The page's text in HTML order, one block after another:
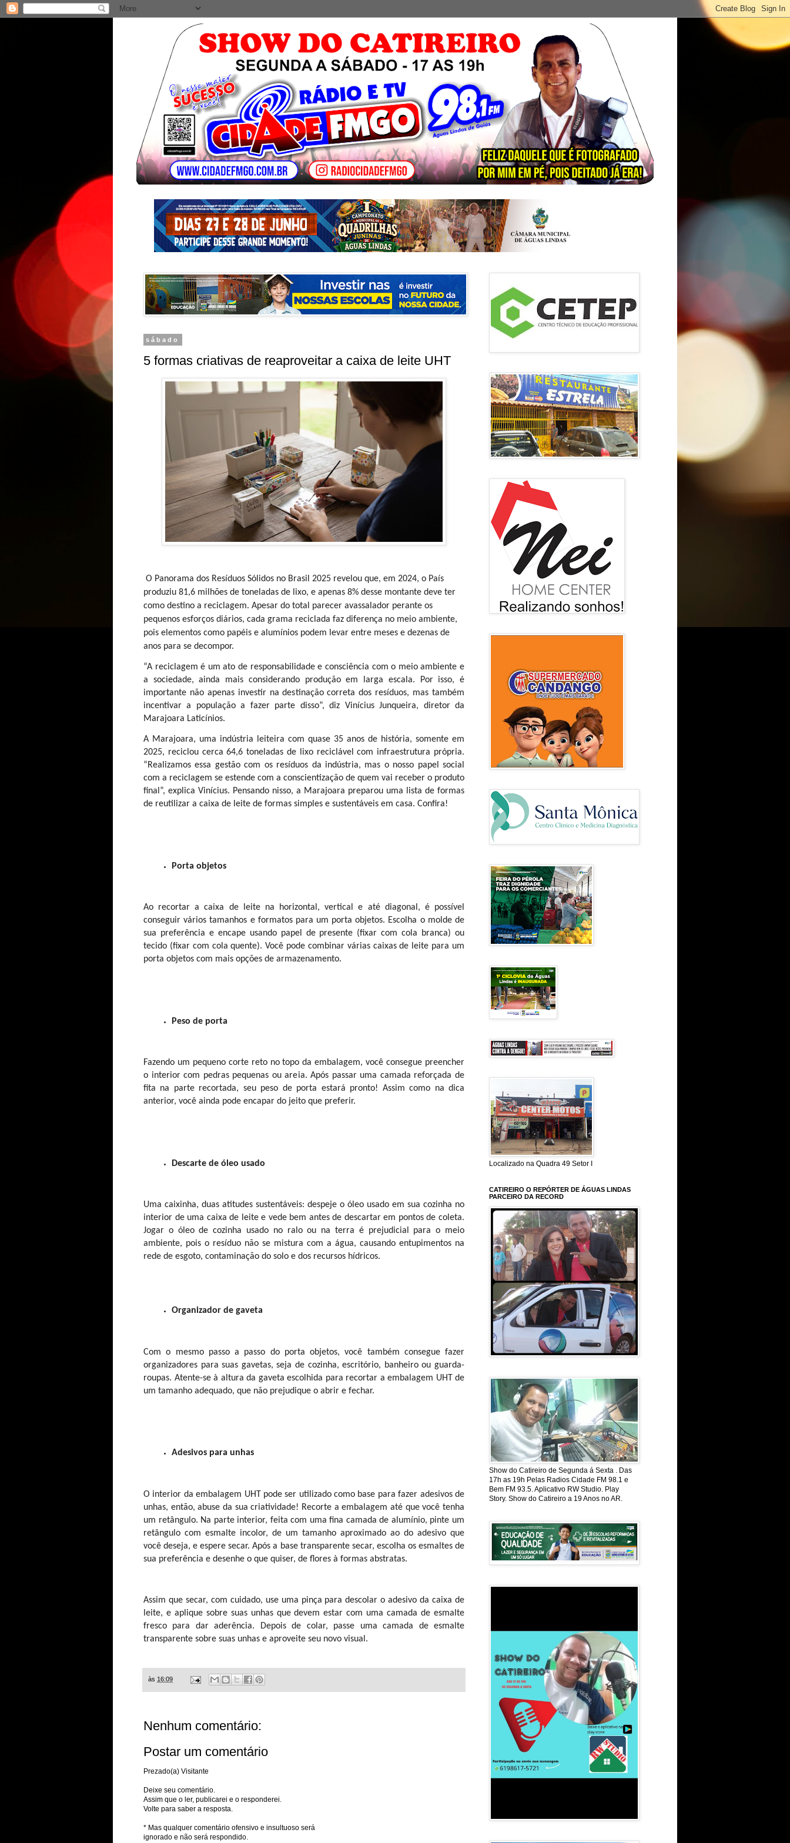
sábado
5 formas criativas de reaproveitar a caixa de leite UHT
O Panorama dos Resíduos Sólidos no Brasil 2025 revelou que, em 2024, o País
produziu 81,6 milhões de toneladas de lixo, e apenas 8% desse montante deve ter
como destino a reciclagem. Apesar do total parecer avassalador perante os
pequenos esforços diários, cada grama reciclada faz diferença no meio ambiente,
pois elementos como papéis e alumínios podem levar entre meses e dezenas de
anos para se decompor.
“A reciclagem é um ato de responsabilidade e consciência com o meio ambiente e
a sociedade, ainda mais considerando produção em larga escala. Por isso, é
importante não apenas investir na destinação correta dos resíduos, mas também
incentivar a população a fazer parte disso”, diz Vinícius Junqueira, diretor da
Marajoara Laticínios.
A Marajoara, uma indústria leiteira com quase 35 anos de história, somente em
2025, reciclou cerca 64,6 toneladas de lixo reciclável com infraestrutura própria.
“Realizamos essa gestão com os resíduos da indústria, mas o nosso papel social
com a reciclagem se estende com a conscientização de quem vai receber o produto
final”, explica Vinícius. Pensando nisso, a Marajoara preparou uma lista de formas
de reutilizar a caixa de leite de formas simples e sustentáveis em casa. Confira!
Porta objetos
Ao recortar a caixa de leite na horizontal, vertical e até diagonal, é possível
conseguir vários tamanhos e formatos para um porta objetos. Escolha o molde de
sua preferência e encape usando papel de presente (fixar com cola branca) ou
tecido (fixar com cola quente). Você pode combinar várias caixas de leite para um
porta objetos com mais opções de armazenamento.
Peso de porta
Fazendo um pequeno corte reto no topo da embalagem, você consegue preencher
o interior com pedras pequenas ou areia. Após passar uma camada reforçada de
fita na parte recortada, seu peso de porta estará pronto! Assim como na dica
anterior, você ainda pode encapar do jeito que preferir.
Descarte de óleo usado
Uma caixinha, duas atitudes sustentáveis: despeje o óleo usado em sua cozinha no
interior de uma caixa de leite e vede bem antes de descartar em pontos de coleta.
Jogar o óleo de cozinha usado no ralo ou na terra é prejudicial para o meio
ambiente, pois o resíduo não se mistura com a água, causando entupimentos na
rede de esgoto, contaminação do solo e dos recursos hídricos.
Organizador de gaveta
Com o mesmo passo a passo do porta objetos, você também consegue fazer
organizadores para suas gavetas, seja de cozinha, escritório, banheiro ou guarda-
roupas. Atente-se à altura da gaveta escolhida para recortar a embalagem UHT de
um tamanho adequado, que não prejudique o abrir e fechar.
Adesivos para unhas
O interior da embalagem UHT pode ser utilizado como base para fazer adesivos de
unhas, então, abuse da sua criatividade! Recorte a embalagem até que você tenha
um retângulo. Na parte interior, feita com uma fina camada de alumínio, pinte um
retângulo com esmalte incolor, de um tamanho aproximado ao do adesivo que
você deseja, e espere secar. Após a base transparente secar, escolha os esmaltes de
sua preferência e desenhe o que quiser, de flores à formas abstratas.
Assim que secar, com cuidado, use uma pinça para descolar o adesivo da caixa de
leite, e aplique sobre suas unhas que devem estar com uma camada de esmalte
fresco para dar aderência. Depois de colar, passe uma camada de esmalte
transparente sobre suas unhas e aproveite seu novo visual.
às 16:09
Nenhum comentário:
Postar um comentário
Prezado(a) Visitante
Deixe seu comentário.
Assim que o ler, publicarei e o responderei.
Volte para saber a resposta.
* Mas qualquer comentário ofensivo e insultuoso será
ignorado e não será respondido.
Localizado na Quadra 49 Setor I
CATIREIRO O REPÓRTER DE ÁGUAS LINDAS
PARCEIRO DA RECORD
Show do Catireiro de Segunda á Sexta . Das
17h as 19h Pelas Radios Cidade FM 98.1 e
Bem FM 93.5. Aplicativo RW Studio. Play
Story. Show do Catireiro a 19 Anos no AR.